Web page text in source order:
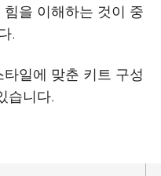
을 이해하는 것이 중
.
일에 맞춘 키트 구성
습니다.